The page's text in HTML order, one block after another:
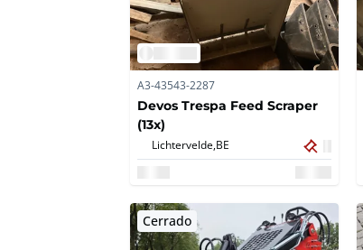
A3-43543-2287
Devos Trespa Feed Scraper
(13x)
Lichtervelde, BE
Cerrado